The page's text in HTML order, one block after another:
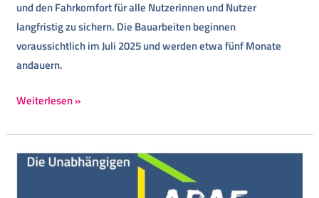
und den Fahrkomfort für alle Nutzerinnen und Nutzer
langfristig zu sichern. Die Bauarbeiten beginnen
voraussichtlich im Juli 2025 und werden etwa fünf Monate
andauern.
Weiterlesen »
Zur